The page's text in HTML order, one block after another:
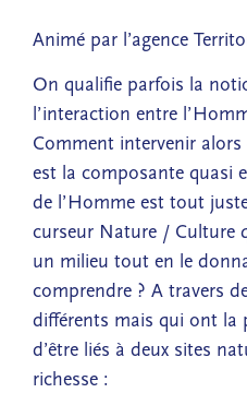
Animé par l’agence
On qualifie parfois la
l’interaction entre
Comment intervenir
est la composante quasi
de l’Homme est tout
curseur Nature / Culture
un milieu tout en le
comprendre ? A travers
différents mais qui ont la
d’être liés à deux sites
richesse :